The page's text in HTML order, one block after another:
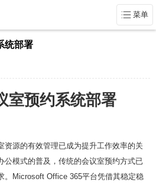
菜单
统部署
室预约系统部署
资源的有效管理已成为提升工作效率的关
公模式的普及，传统的会议室预约方式已
。Microsoft Office 365平台凭借其稳定稳